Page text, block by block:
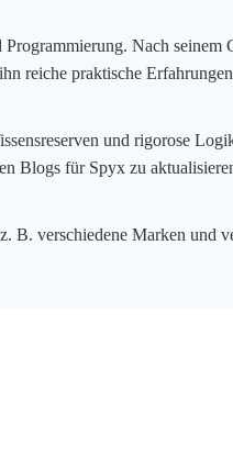
Nach
reiche praktische
und rigorose
Blogs für Spyx zu
B. verschiedene Marken